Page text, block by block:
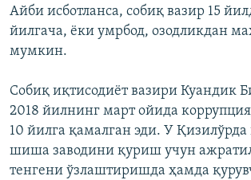
Айби исботланса, собиқ вазир 15
йилгача, ёки умрбод, озодликдан
мумкин.
Собиқ иқтисодиёт вазири Куандик
2018 йилнинг март ойида
10 йилга қамалган эди. У
шиша заводини қуриш учун
тенгени ўзлаштиришда ҳамда